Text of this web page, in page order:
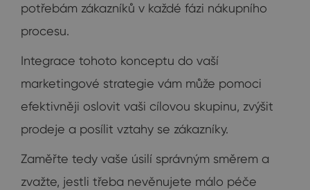
potřebám zákazníků v každé fázi nákupního
procesu.
Integrace tohoto konceptu do vaší
marketingové strategie vám může pomoci
efektivněji oslovit vaši cílovou skupinu, zvýšit
prodeje a posílit vztahy se zákazníky.
Zaměřte tedy vaše úsilí správným směrem a
zvažte, jestli třeba nevěnujete málo péče